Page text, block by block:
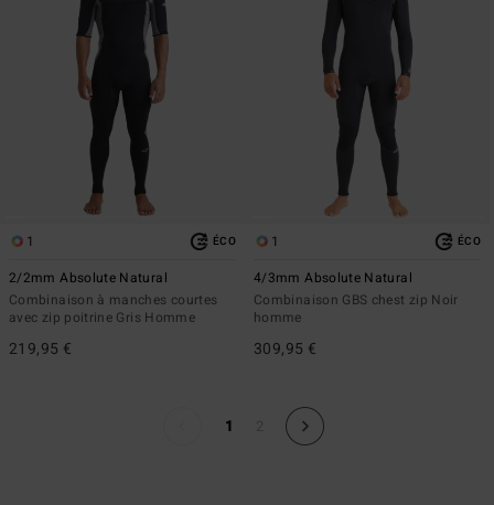
1 ÉCO
2/2mm Absolute Natural
Combinaison à manches courtes
avec zip poitrine Gris Homme
219,95 €
1 ÉCO
4/3mm Absolute Natural
Combinaison GBS chest zip Noir
homme
309,95 €
1